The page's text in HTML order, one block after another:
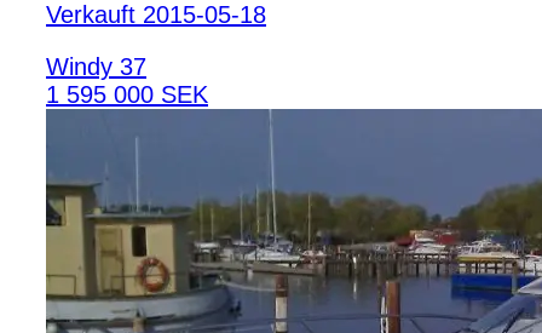
Verkauft 2015-05-18
Windy 37
1 595 000 SEK